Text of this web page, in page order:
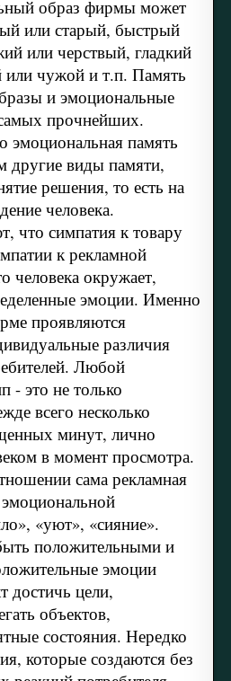
образ фирмы может
или старый, быстрый
или черствый, гладкий
чужой и т.п. Память
и эмоциональные
прочнейших.
эмоциональная память
другие виды памяти,
решения, то есть на
человека.
что симпатия к товару
к рекламной
человека окружает,
эмоции. Именно
проявляются
различия
Любой
- это не только
всего несколько
минут, лично
в момент просмотра.
сама рекламная
эмоциональной
«уют», «сияние».
положительными и
эмоции
достичь цели,
объектов,
состояния. Нередко
которые создаются без